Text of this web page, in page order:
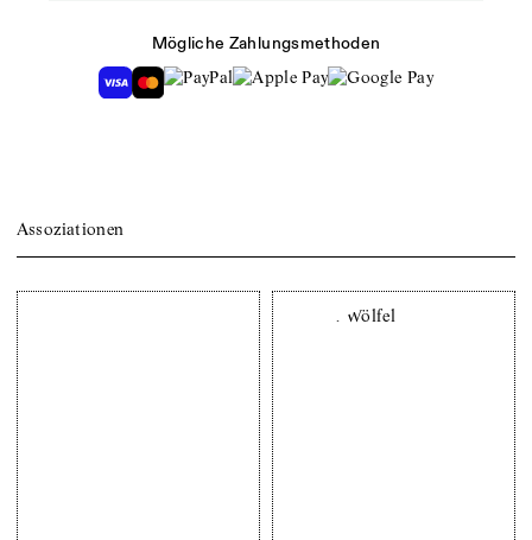
Mögliche Zahlungsmethoden
Assoziationen